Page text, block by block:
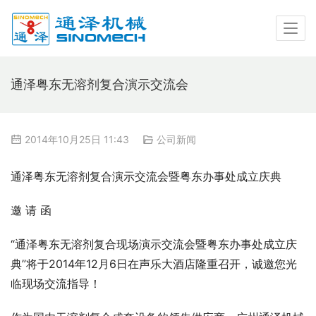
通泽粤东无溶剂复合演示交流会
2014年10月25日 11:43 公司新闻
通泽粤东无溶剂复合演示交流会暨粤东办事处成立庆典
邀 请 函
“通泽粤东无溶剂复合现场演示交流会暨粤东办事处成立庆
典”将于2014年12月6日在声乐大酒店隆重召开，诚邀您光
临现场交流指导！